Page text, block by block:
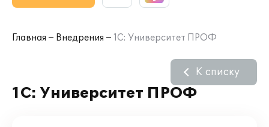
Главная Внедрения 1С: Университет ПРОФ
1С: Университет ПРОФ
К списку